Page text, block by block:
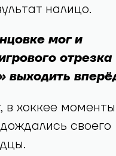
налицо.
мог и
отрезка
выходить
в хоккее моменты
своего